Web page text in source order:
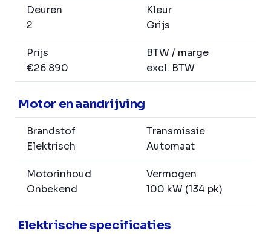
Deuren
2
Kleur
Grijs
Prijs
€26.890
BTW / marge
excl. BTW
Motor en aandrijving
Brandstof
Elektrisch
Transmissie
Automaat
Motorinhoud
Onbekend
Vermogen
100 kW (134 pk)
Elektrische specificaties